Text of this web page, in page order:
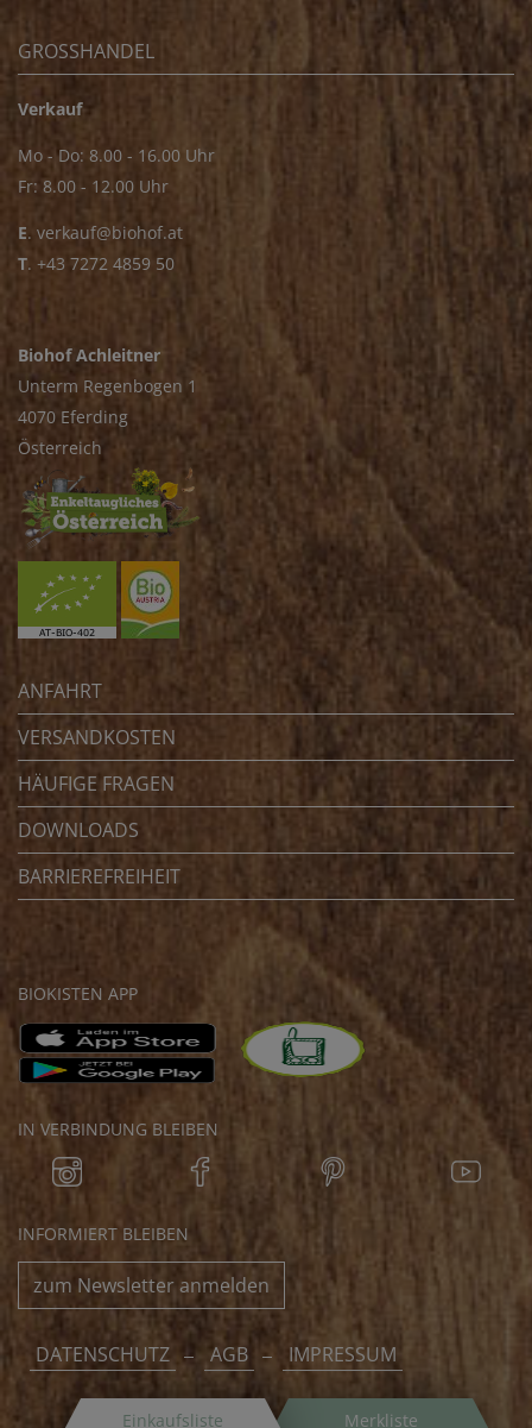
Einkaufsliste Merkliste
GROSSHANDEL
Verkauf
Mo - Do: 8.00 - 16.00 Uhr
Fr: 8.00 - 12.00 Uhr
E. verkauf@biohof.at
T. +43 7272 4859 50
Biohof Achleitner
Unterm Regenbogen 1
4070 Eferding
Österreich
ANFAHRT
VERSANDKOSTEN
HÄUFIGE FRAGEN
DOWNLOADS
BARRIEREFREIHEIT
BIOKISTEN APP
IN VERBINDUNG BLEIBEN
INFORMIERT BLEIBEN
zum Newsletter anmelden
DATENSCHUTZ AGB IMPRESSUM